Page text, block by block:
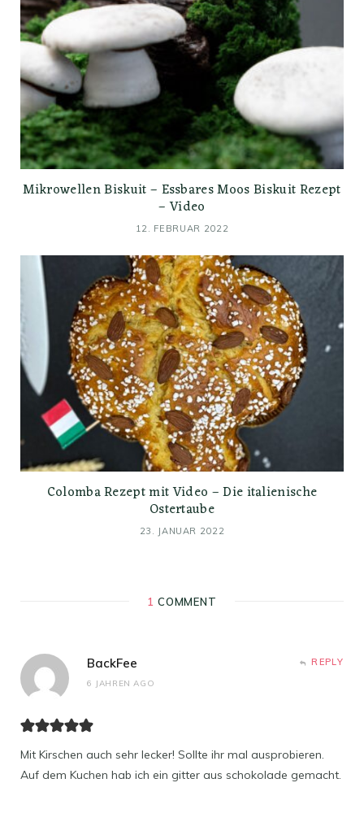
Mikrowellen Biskuit – Essbares Moos Biskuit Rezept
– Video
12. FEBRUAR 2022
Colomba Rezept mit Video – Die italienische
Ostertaube
23. JANUAR 2022
1 COMMENT
BackFee
6 JAHREN AGO
REPLY
Mit Kirschen auch sehr lecker! Sollte ihr mal ausprobieren.
Auf dem Kuchen hab ich ein gitter aus schokolade gemacht.